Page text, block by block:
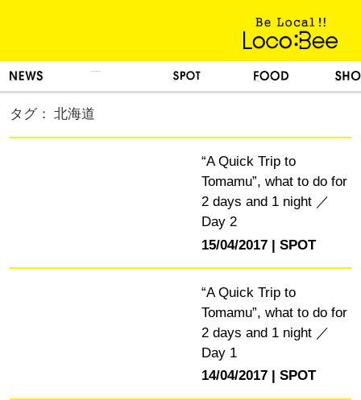
タグ： 北海道
“A Quick Trip to
Tomamu”, what to do for
2 days and 1 night ／
Day 2
15/04/2017
SPOT
“A Quick Trip to
Tomamu”, what to do for
2 days and 1 night ／
Day 1
14/04/2017
SPOT